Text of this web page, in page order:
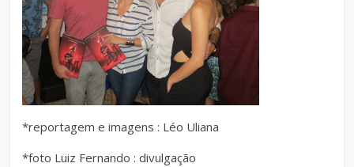
*reportagem e imagens : Léo Uliana
*foto Luiz Fernando : divulgação